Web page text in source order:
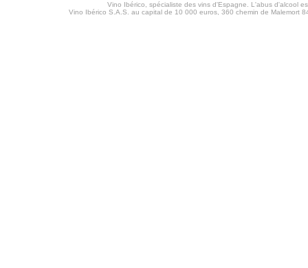
Vino Ibérico, spécialiste des vins d'Espagne. L'abus d'alcool
Vino Ibérico S.A.S. au capital de 10 000 euros, 360 chemin de Malemort